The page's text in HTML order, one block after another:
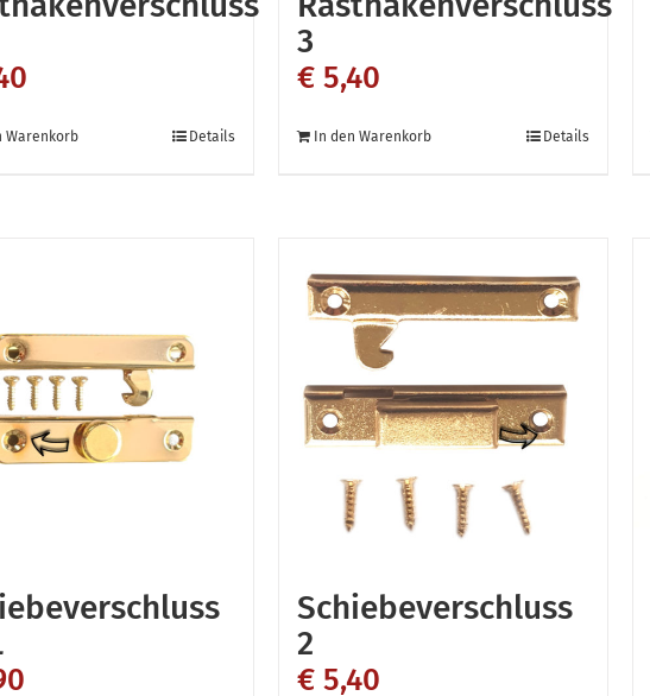
Warenkorb Details
3
€ 5,40
In den Warenkorb Details
Schiebeverschluss
2
€ 5,40